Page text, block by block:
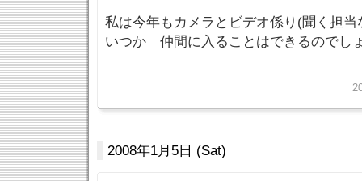
私は今年もカメラとビデオ係り(聞く担当
いつか 仲間に入ることはできるのでし
2008年1月5日 (Sat)